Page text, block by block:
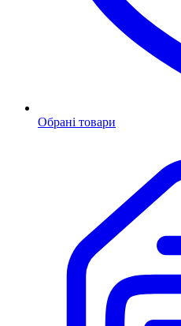
Обрані товари